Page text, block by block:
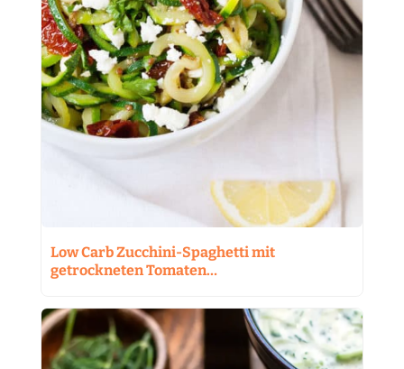
Low Carb Zucchini-Spaghetti mit
getrockneten Tomaten…